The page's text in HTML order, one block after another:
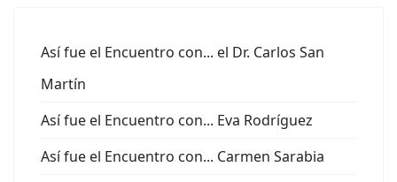
Así fue el Encuentro con... el Dr. Carlos San
Martín
Así fue el Encuentro con... Eva Rodríguez
Así fue el Encuentro con... Carmen Sarabia